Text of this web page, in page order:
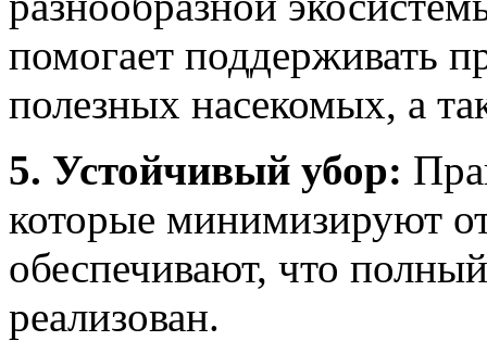
помогает поддерживать
полезных насекомых, а
5. Устойчивый убор:
которые минимизируют
обеспечивают, что
реализован.